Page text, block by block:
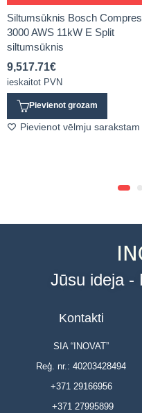
Siltumsūknis Bosch
3000 AWS 11kW E Split
siltumsūknis
9,517.71€
ieskaitot PVN
Pievienot grozam
Pievienot vēlmju sarakstam
Jūsu ideja -
Kontakti
SIA “INOVAT”
Reģ. nr.: 40203428494
+371 29166956
+371 27995899